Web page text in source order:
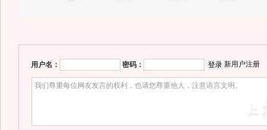
用户名： 密码： 新用户注册